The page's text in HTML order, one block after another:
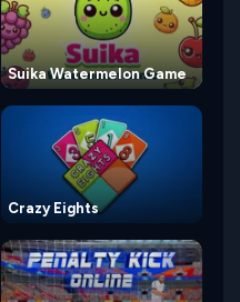
Suika Watermelon Game
Crazy Eights